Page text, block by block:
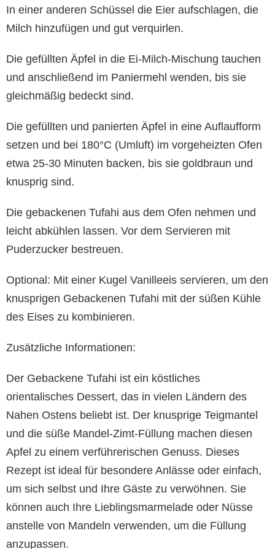
In einer anderen Schüssel die Eier aufschlagen, die
Milch hinzufügen und gut verquirlen.
Die gefüllten Äpfel in die Ei-Milch-Mischung tauchen
und anschließend im Paniermehl wenden, bis sie
gleichmäßig bedeckt sind.
Die gefüllten und panierten Äpfel in eine Auflaufform
setzen und bei 180°C (Umluft) im vorgeheizten Ofen
etwa 25-30 Minuten backen, bis sie goldbraun und
knusprig sind.
Die gebackenen Tufahi aus dem Ofen nehmen und
leicht abkühlen lassen. Vor dem Servieren mit
Puderzucker bestreuen.
Optional: Mit einer Kugel Vanilleeis servieren, um den
knusprigen Gebackenen Tufahi mit der süßen Kühle
des Eises zu kombinieren.
Zusätzliche Informationen:
Der Gebackene Tufahi ist ein köstliches
orientalisches Dessert, das in vielen Ländern des
Nahen Ostens beliebt ist. Der knusprige Teigmantel
und die süße Mandel-Zimt-Füllung machen diesen
Apfel zu einem verführerischen Genuss. Dieses
Rezept ist ideal für besondere Anlässe oder einfach,
um sich selbst und Ihre Gäste zu verwöhnen. Sie
können auch Ihre Lieblingsmarmelade oder Nüsse
anstelle von Mandeln verwenden, um die Füllung
anzupassen.